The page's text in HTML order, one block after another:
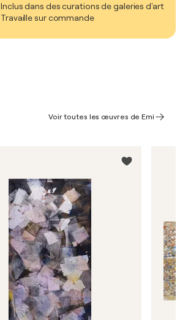
Inclus dans des curations de galeries d'art
Travaille sur commande
Voir toutes les œuvres de Emi